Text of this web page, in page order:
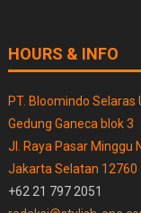
HOURS & INFO
PT. Bloomindo Selaras
Gedung Ganeca blok 3
Jl. Raya Pasar Minggu
Jakarta Selatan 12760
+62 21 797 2051